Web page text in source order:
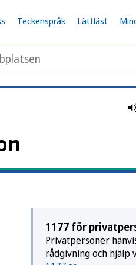
och
Teckenspråk Lättläst
1177 för
Privatpersoner
rådgivning och hjälp